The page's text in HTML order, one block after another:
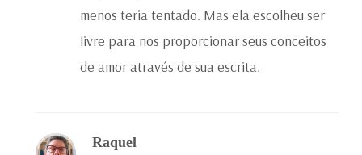
menos teria tentado. Mas ela escolheu ser
livre para nos proporcionar seus conceitos
de amor através de sua escrita.
Raquel